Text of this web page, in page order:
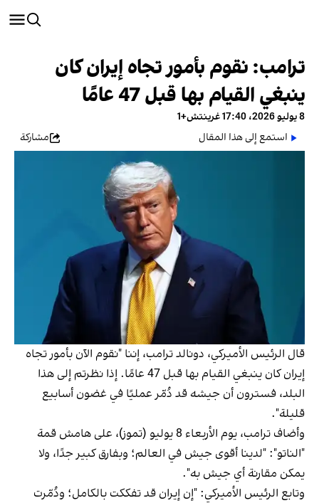
ترامب: نقوم بأمور تجاه إيران كان
ينبغي القيام بها قبل 47 عامًا
8 يوليو 2026، 17:40 غرينتش+1
استمع إلى هذا المقال
مشاركة
قال الرئيس الأميركي، دونالد ترامب، إننا "نقوم الآن بأمور تجاه
إيران كان ينبغي القيام بها قبل 47 عامًا. إذا نظرتم إلى هذا
البلد، فسترون أن جيشه قد دُمّر عمليًا في غضون أسابيع
قليلة".
وأضاف ترامب، يوم الأربعاء 8 يوليو (تموز)، على هامش قمة
"الناتو": "لدينا أقوى جيش في العالم؛ وبفارق كبير جدًا، ولا
يمكن مقارنة أي جيش به".
وتابع الرئيس الأميركي: "إن إيران قد تفككت بالكامل؛ ودُمّرت